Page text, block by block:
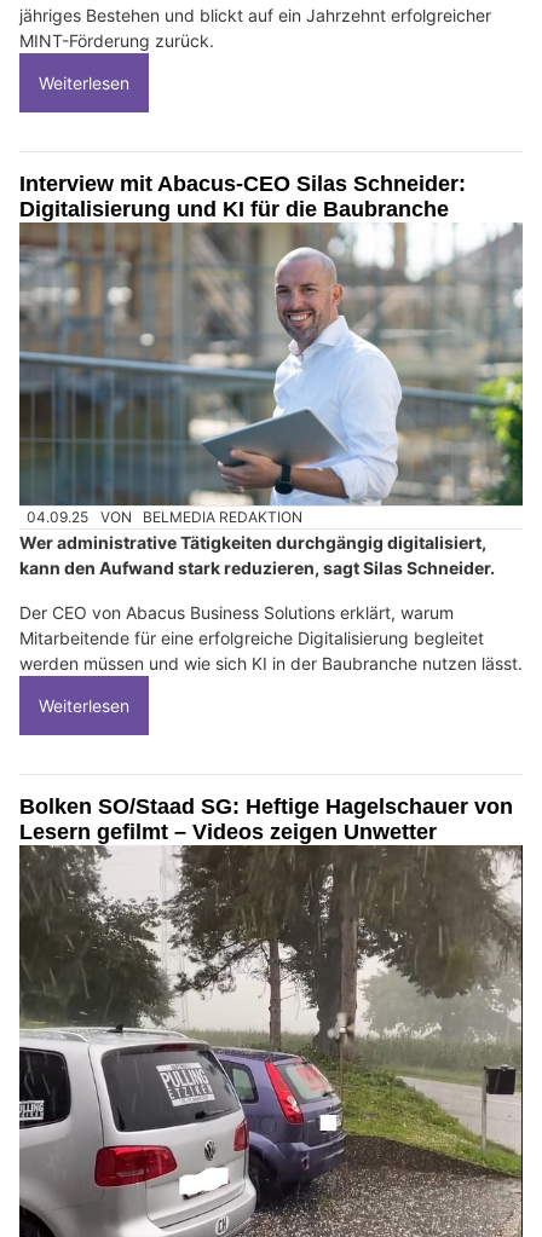
jähriges Bestehen und blickt auf ein Jahrzehnt erfolgreicher
MINT-Förderung zurück.
Weiterlesen
Interview mit Abacus-CEO Silas Schneider:
Digitalisierung und KI für die Baubranche
04.09.25 VON BELMEDIA REDAKTION
Wer administrative Tätigkeiten durchgängig digitalisiert,
kann den Aufwand stark reduzieren, sagt Silas Schneider.
Der CEO von Abacus Business Solutions erklärt, warum
Mitarbeitende für eine erfolgreiche Digitalisierung begleitet
werden müssen und wie sich KI in der Baubranche nutzen lässt.
Weiterlesen
Bolken SO/Staad SG: Heftige Hagelschauer von
Lesern gefilmt – Videos zeigen Unwetter